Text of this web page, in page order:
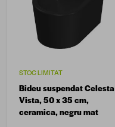
STOC LIMITAT
Bideu suspendat Celesta
Vista, 50 x 35 cm,
ceramica, negru mat